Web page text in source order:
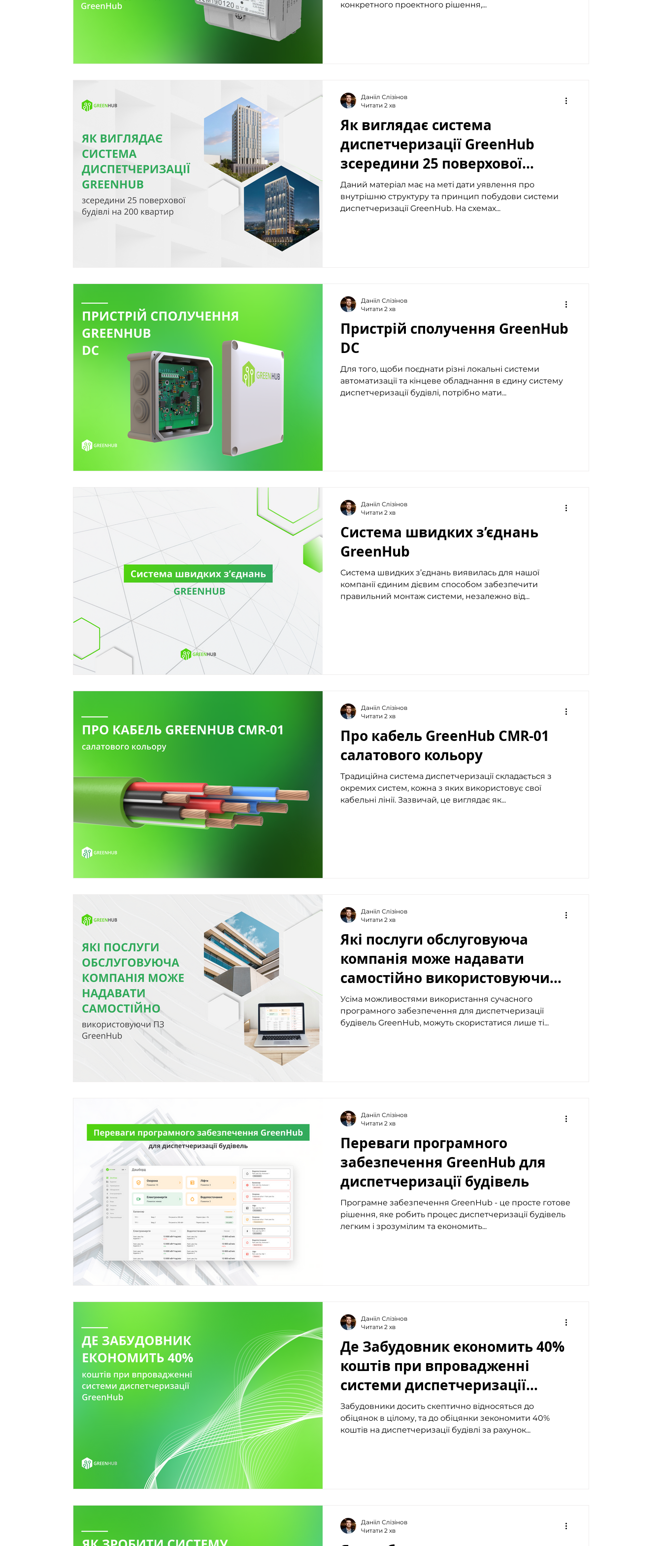
конкретного проектного рішення,...
Як виглядає система
диспетчеризації GreenHub
зсередини 25 поверхової
будівлі на 200 квартир
Даний матеріал має на меті дати уявлення про
внутрішню структуру та принцип побудови системи
диспетчеризації GreenHub. На схемах...
Данііл Слізінов
Читати 2 хв
Пристрій сполучення GreenHub
DC
Для того, щоби поєднати різні локальні системи
автоматизації та кінцеве обладнання в єдину систему
диспетчеризації будівлі, потрібно мати...
Данііл Слізінов
Читати 2 хв
Система швидких з’єднань
GreenHub
Система швидких з’єднань виявилась для нашої
компанії єдиним дієвим способом забезпечити
правильний монтаж системи, незалежно від...
Данііл Слізінов
Читати 2 хв
Про кабель GreenHub CMR-01
салатового кольору
Традиційна система диспетчеризації складається з
окремих систем, кожна з яких використовує свої
кабельні лінії. Зазвичай, це виглядає як...
Данііл Слізінов
Читати 2 хв
Які послуги обслуговуюча
компанія може надавати
самостійно використовуючи
ПЗ GreenHub
Усіма можливостями використання сучасного
програмного забезпечення для диспетчеризації
будівель GreenHub, можуть скористатися лише ті...
Данііл Слізінов
Читати 2 хв
Переваги програмного
забезпечення GreenHub для
диспетчеризації будівель
Програмне забезпечення GreenHub - це просте готове
рішення, яке робить процес диспетчеризації будівель
легким і зрозумілим та економить...
Данііл Слізінов
Читати 2 хв
Де Забудовник економить 40%
коштів при впровадженні
системи диспетчеризації
GreenHub
Забудовники досить скептично відносяться до
обіцянок в цілому, та до обіцянки зекономити 40%
коштів на диспетчеризації будівлі за рахунок...
Данііл Слізінов
Читати 2 хв
Данііл Слізінов
Читати 2 хв